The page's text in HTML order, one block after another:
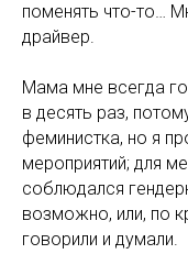
поменять что-то…
драйвер.
Мама мне всегда
в десять раз,
феминистка, но я
мероприятий; для
соблюдался
возможно, или, по
говорили и думали.